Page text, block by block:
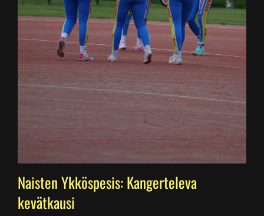
Naisten Ykköspesis: Kangerteleva
kevätkausi